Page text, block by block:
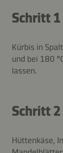
Schritt 1
Kürbis in
und bei 180
lassen.
Schritt 2
Hüttenkäse,